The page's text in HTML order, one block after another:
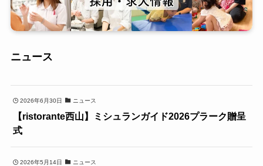
ニュース
2026年6月30日 ニュース
【ristorante西山】ミシュランガイド2026プラーク贈呈
式
2026年5月14日 ニュース